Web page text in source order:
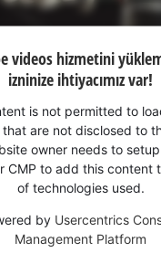
videos hizmetini
izninize ihtiyacımız var!
is not permitted to
are not disclosed to
owner needs to
CMP to add this content
of technologies used.
by Usercentrics
Management Platform